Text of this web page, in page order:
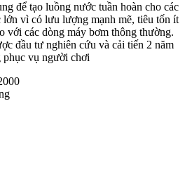
để tạo luồng nước tuần hoàn cho các
vì có lưu lượng mạnh mẽ, tiêu tốn ít
với các dòng máy bơm thông thường.
đầu tư nghiên cứu và cải tiến 2 năm
vụ người chơi